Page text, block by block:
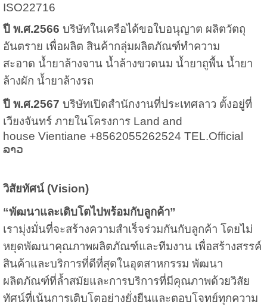
ISO22716
ปี พ.ศ.2566 บริษัทในเครือได้ขอใบอนุญาต ผลิตวัตถุ
อันตราย เพื่อผลิต สินค้ากลุ่มผลิตภัณฑ์ทำความ
สะอาด น้ำยาล้างจาน น้ำล้างขวดนม น้ำยาถูพื้น น้ำยา
ล้างผัก น้ำยาล้างรถ
ปี พ.ศ.2567 บริษัทเปิดสำนักงานที่ประเทศลาว ตั้งอยู่ที่
เวียงจันทร์ ภายในโครงการ Land and
house Vientiane +8562055262524 TEL.Official
ລາວ
วิสัยทัศน์ (Vision)
“พัฒนาและเติบโตไปพร้อมกับลูกค้า”
เรามุ่งมั่นที่จะสร้างความสำเร็จร่วมกันกับลูกค้า โดยไม่
หยุดพัฒนาคุณภาพผลิตภัณฑ์และทีมงาน เพื่อสร้างสรรค์
สินค้าและบริการที่ดีที่สุดในอุตสาหกรรม พัฒนา
ผลิตภัณฑ์ที่ล้ำสมัยและการบริการที่มีคุณภาพด้วยวิสัย
ทัศน์ที่เน้นการเติบโตอย่างยั่งยืนและตอบโจทย์ทุกความ